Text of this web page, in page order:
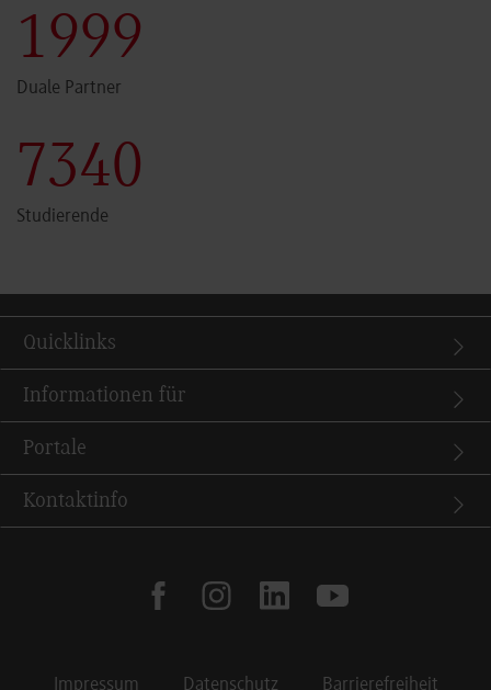
2000
Duale Partner
7341
Studierende
Quicklinks
Informationen für
Portale
Kontaktinfo
facebookinstagramlinkedin youtube